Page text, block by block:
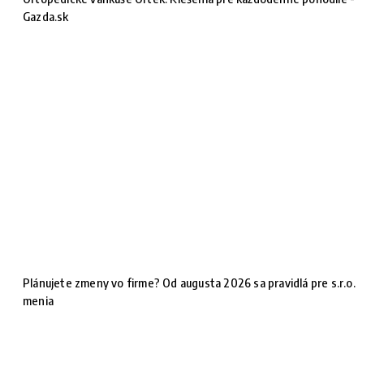
Gazda.sk
Plánujete zmeny vo firme? Od augusta 2026 sa pravidlá pre s.r.o.
menia